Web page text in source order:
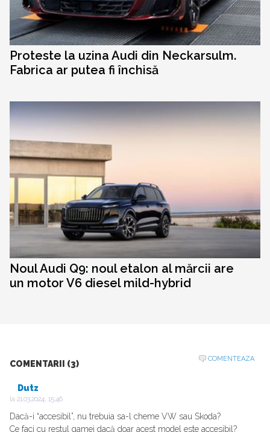
Proteste la uzina Audi din Neckarsulm.
Fabrica ar putea fi închisă
Noul Audi Q9: noul etalon al mărcii are
un motor V6 diesel mild-hybrid
COMENTARII (3)
COMENTEAZA
Dutz
la 21.03.2024, 15:46
Dacă-i “accesibil”, nu trebuia sa-l cheme VW sau Skoda?
Ce faci cu restul gamei dacă doar acest model este accesibil?